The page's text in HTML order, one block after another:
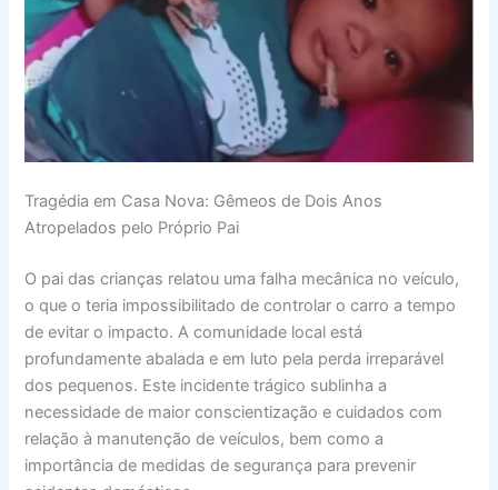
Tragédia em Casa Nova: Gêmeos de Dois Anos
Atropelados pelo Próprio Pai
O pai das crianças relatou uma falha mecânica no veículo,
o que o teria impossibilitado de controlar o carro a tempo
de evitar o impacto. A comunidade local está
profundamente abalada e em luto pela perda irreparável
dos pequenos. Este incidente trágico sublinha a
necessidade de maior conscientização e cuidados com
relação à manutenção de veículos, bem como a
importância de medidas de segurança para prevenir